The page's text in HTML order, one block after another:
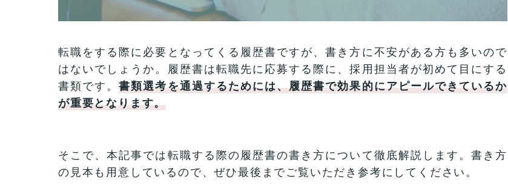
転職をする際に必要となってくる履歴書ですが、書き方に不安がある方も多いので
はないでしょうか。履歴書は転職先に応募する際に、採用担当者が初めて目にする
書類です。書類選考を通過するためには、履歴書で効果的にアピールできているか
が重要となります。
そこで、本記事では転職する際の履歴書の書き方について徹底解説します。書き方
の見本も用意しているので、ぜひ最後までご覧いただき参考にしてください。